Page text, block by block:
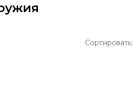
Сортировать: